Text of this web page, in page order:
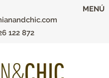
122 872
MENÚ